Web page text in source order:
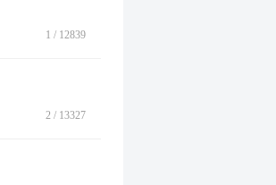
1 / 12839
2 / 13327